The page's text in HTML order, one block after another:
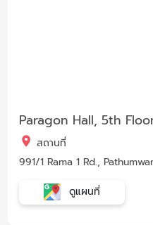
Paragon Hall, 5th
สถานที่
991/1 Rama 1 Rd.,
ดูแผนที่